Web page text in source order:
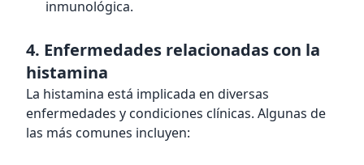
inmunológica.
4. Enfermedades relacionadas con la
histamina
La histamina está implicada en diversas
enfermedades y condiciones clínicas. Algunas de
las más comunes incluyen: